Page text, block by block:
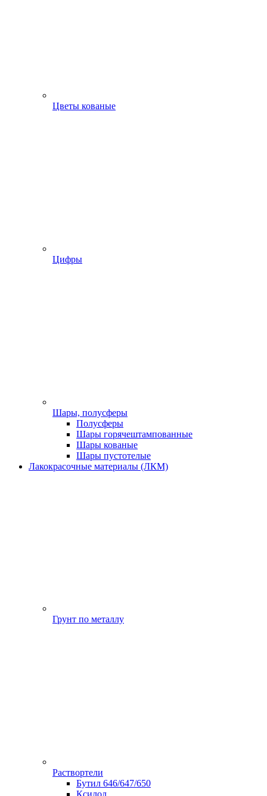
Цветы кованые
Цифры
Шары, полусферы
Полусферы
Шары горячештампованные
Шары кованые
Шары пустотелые
Лакокрасочные материалы (ЛКМ)
Грунт по металлу
Раствортели
Бутил 646/647/650
Ксилол